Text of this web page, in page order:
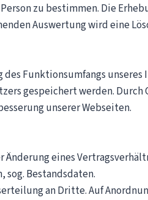
zu bestimmen. Die
Auswertung wird eine
Funktionsumfangs
gespeichert werden.
unserer Webseiten.
eines
sog. Bestandsdaten.
an Dritte. Auf